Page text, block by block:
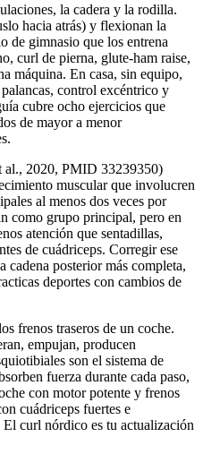
la cadera y la rodilla.
hacia atrás) y flexionan la
de gimnasio que los entrena
curl de pierna, glute-ham raise,
máquina. En casa, sin equipo,
control excéntrico y
cubre ocho ejercicios que
de mayor a menor
al., 2020, PMID 33239350)
muscular que involucren
al menos dos veces por
como grupo principal, pero en
atención que sentadillas,
de cuádriceps. Corregir ese
cadena posterior más completa,
deportes con cambios de
frenos traseros de un coche.
empujan, producen
son el sistema de
fuerza durante cada paso,
con motor potente y frenos
cuádriceps fuertes e
curl nórdico es tu actualización